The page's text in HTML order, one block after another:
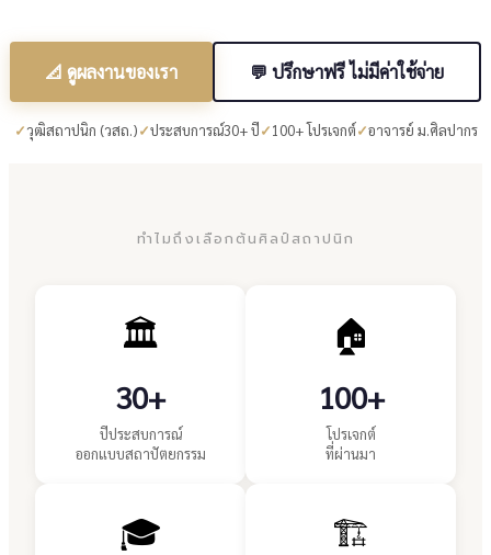
📐 ดูผลงานของเรา 💬 ปรึกษาฟรี ไม่มีค่าใช้จ่าย
วุฒิสถาปนิก (วสถ.) ประสบการณ์30+ ปี 100+ โปรเจกต์ อาจารย์ ม.ศิลปากร
ทำไมถึงเลือกต้นศิลป์สถาปนิก
🏛️
30+
ปีประสบการณ์
ออกแบบสถาปัตยกรรม
🏠
100+
โปรเจกต์
ที่ผ่านมา
🎓 🏗️